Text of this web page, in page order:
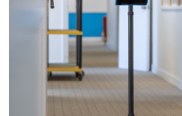
O lançamento do iPad 2
uma febre de tablets